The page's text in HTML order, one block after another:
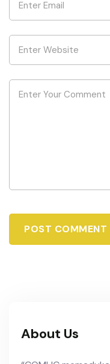
POST COMMENT
About Us